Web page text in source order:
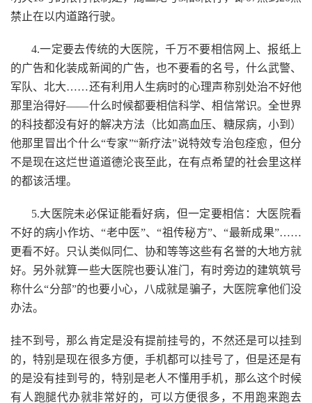
禁止在以内道路行驶。
4.一定要去传统的大医院，千万不要相信网上、报纸上
的广告和化装成新闻的广告，也不要看的名号，什么武警、
军队、北大……还有利用人生病时的心理声称别处治不好他
那里治得好——什么时候都要相信科学、相信常识。全世界
的科技都没有好的解决方法（比如高血压、糖尿病，小到）
他那里冒出个什么“专家”“新疗法”说特效专治包痊愈，但分
不是现在这烂世道道德沦丧至此，在有点希望的社会里这样
的都该活埋。
5.大医院未必保证能看好病，但一定要相信：大医院看
不好的病小作坊、“老中医”、“祖传秘方”、“最新成果”……
更看不好。只认类似同仁、协和等等这些有名誉的大地方就
好。另外就算一些大医院也要认准门，有时旁边的建筑筑号
称什么“分部”的也要小心，八成就是骗子，大医院拿他们没
办法。
挂不到号，那么肯定是没有提前挂号的，不然还是可以挂到
的，特别是现在很多方便，手机都可以挂号了，但是还是有
的是没有挂到号的，特别是老人不懂用手机，那么这个时候
有人跑腿代办就非常好的，可以方便很多，不用跑来跑去